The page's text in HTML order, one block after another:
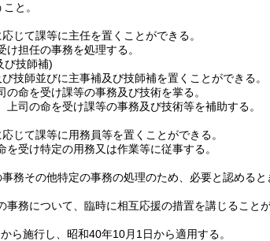
と。
じて課等に主任を置くことができる。
け担任の事務を処理する。
び技師補)
技師並びに主事補及び技師補を置くことができる。
の命を受け課等の事務及び技術を掌る。
上司の命を受け課等の事務及び技術等を補助する。
じて課等に用務員等を置くことができる。
を受け特定の用務又は作業等に従事する。
務その他特定の事務の処理のため、必要と認める
事務について、臨時に相互応援の措置を講じることが
ら施行し、昭和40年10月1日から適用する。